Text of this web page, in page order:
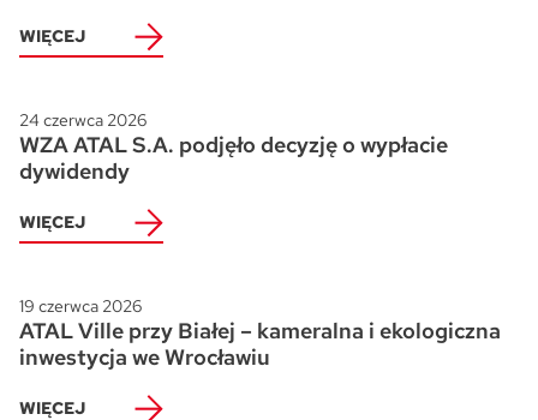
WIĘCEJ
24 czerwca 2026
WZA ATAL S.A. podjęło decyzję o wypłacie
dywidendy
WIĘCEJ
19 czerwca 2026
ATAL Ville przy Białej – kameralna i ekologiczna
inwestycja we Wrocławiu
WIĘCEJ